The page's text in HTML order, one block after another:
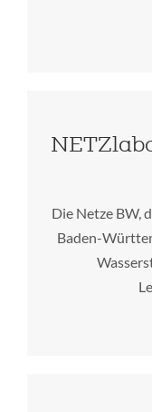
Die Netze BW,
Baden-